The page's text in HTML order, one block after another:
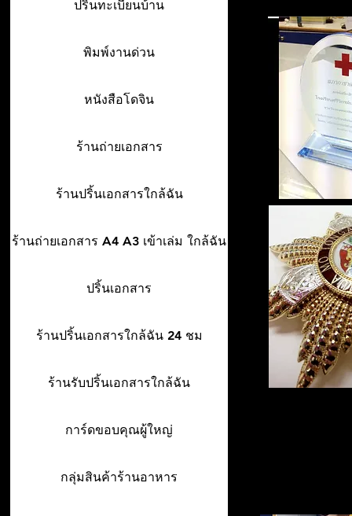
ปริ้นทะเบียนบ้าน
พิมพ์งานด่วน
หนังสือโดจิน
ร้านถ่ายเอกสาร
ร้านปริ้นเอกสารใกล้ฉัน
ร้านถ่ายเอกสาร A4 A3 เข้าเล่ม ใกล้ฉัน
ปริ้นเอกสาร
ร้านปริ้นเอกสารใกล้ฉัน 24 ชม
ร้านรับปริ้นเอกสารใกล้ฉัน
การ์ดขอบคุณผู้ใหญ่
กลุ่มสินค้าร้านอาหาร